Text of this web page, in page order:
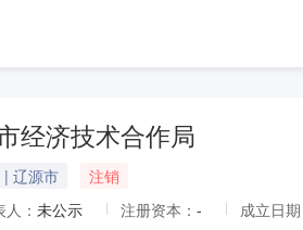
经济技术合作局
| 辽源市
注销
： 未公示 注册资本： -
成立日